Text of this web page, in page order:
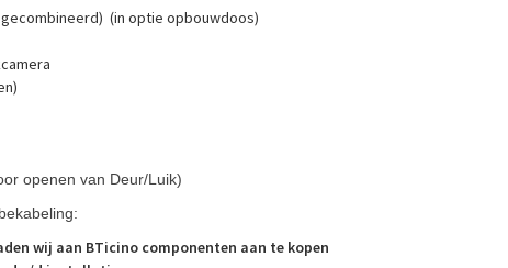
(in optie opbouwdoos)
openen van Deur/Luik)
wij aan BTicino componenten aan te kopen